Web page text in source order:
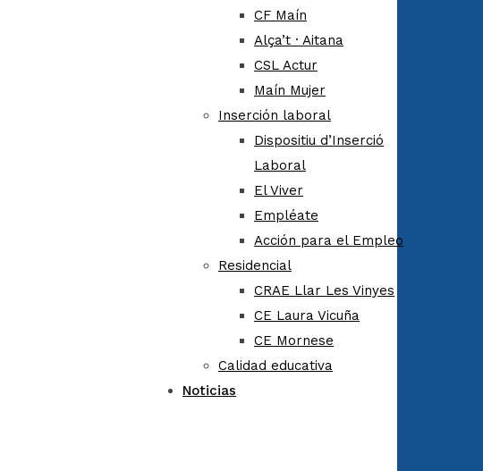
CF Maín
Alça’t · Aitana
CSL Actur
Maín Mujer
Inserción laboral
Dispositiu d’Inserció
Laboral
El Viver
Empléate
Acción para el Empleo
Residencial
CRAE Llar Les Vinyes
CE Laura Vicuña
CE Mornese
Calidad educativa
Noticias